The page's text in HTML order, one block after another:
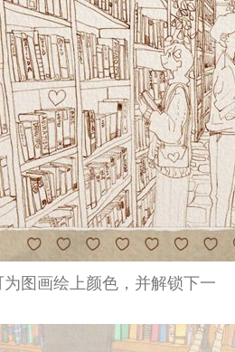
图画绘上颜色，并解锁下一